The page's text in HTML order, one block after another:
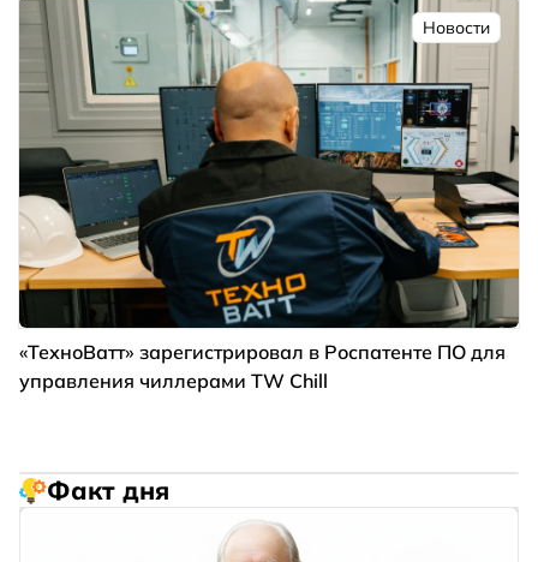
Новости
«ТехноВатт» зарегистрировал в Роспатенте ПО для
управления чиллерами TW Chill
Факт дня